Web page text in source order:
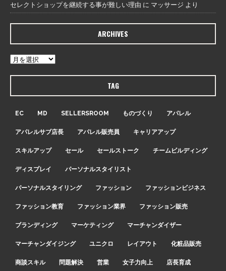
セレクトショップを継続する事が難しい理由 に マッサージ より
ARCHIVES
TAG
EC MD SELLERSROOM ものづくり アパレル
アパレルサブ店長 アパレル販売員 キャリアアップ
スキルアップ セール セールストーク チームビルディング
ディスプレイ パーソナルスタイリスト
パーソナルスタイリング ファッション ファッションビジネス
ファッション教育 ファッション業界 ファッション販売
ブランディング マーケティング マーチャンダイザー
マーチャンダイジング ユニクロ レイアウト 化粧品販売
商談スキル 問題解決 営業 女子力向上 店長育成